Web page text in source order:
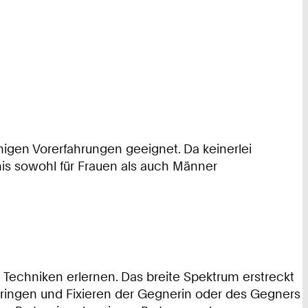
Vorerfahrungen geeignet. Da keinerlei
sowohl für Frauen als auch Männer
erlernen. Das breite Spektrum erstreckt
und Fixieren der Gegnerin oder des Gegners